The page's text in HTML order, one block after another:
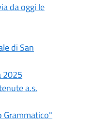
da oggi le
di San
2025
a.s.
Grammatico"